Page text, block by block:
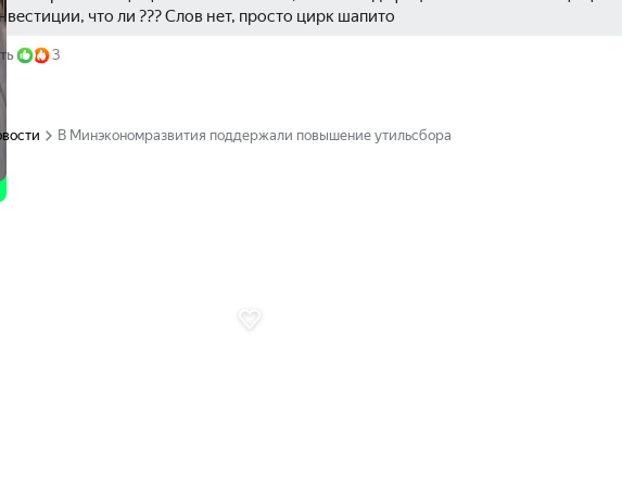
что ли ??? Слов нет, просто цирк шапито
3
В Минэкономразвития поддержали повышение утильсбора